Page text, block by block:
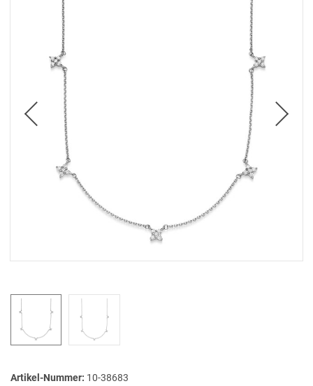
Artikel-Nummer: 10-38683